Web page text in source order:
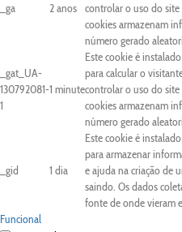
_ga 2 anos controlar o uso do
cookies armazenam
número gerado
_gat_UA-
130792081-
1
1 minute
Este cookie é
para calcular o
controlar o uso do
cookies armazenam
número gerado
_gid 1 dia
Este cookie é
para armazenar
e ajuda na criação de
saindo. Os dados
fonte de onde vieram
Funcional